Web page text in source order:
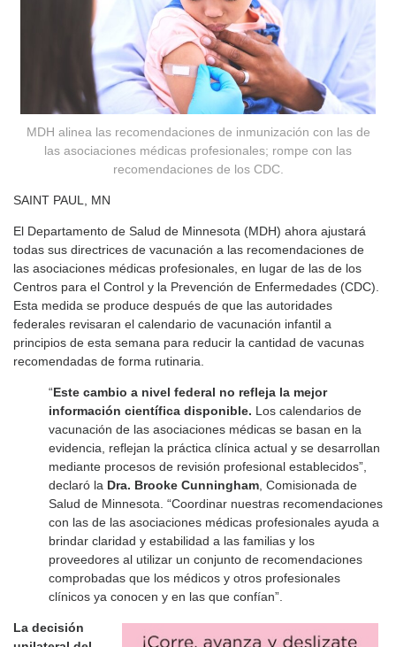
MDH alinea las recomendaciones de inmunización con las de
las asociaciones médicas profesionales; rompe con las
recomendaciones de los CDC.
SAINT PAUL, MN
El Departamento de Salud de Minnesota (MDH) ahora ajustará
todas sus directrices de vacunación a las recomendaciones de
las asociaciones médicas profesionales, en lugar de las de los
Centros para el Control y la Prevención de Enfermedades (CDC).
Esta medida se produce después de que las autoridades
federales revisaran el calendario de vacunación infantil a
principios de esta semana para reducir la cantidad de vacunas
recomendadas de forma rutinaria.
“Este cambio a nivel federal no refleja la mejor
información científica disponible. Los calendarios de
vacunación de las asociaciones médicas se basan en la
evidencia, reflejan la práctica clínica actual y se desarrollan
mediante procesos de revisión profesional establecidos”,
declaró la Dra. Brooke Cunningham, Comisionada de
Salud de Minnesota. “Coordinar nuestras recomendaciones
con las de las asociaciones médicas profesionales ayuda a
brindar claridad y estabilidad a las familias y los
proveedores al utilizar un conjunto de recomendaciones
comprobadas que los médicos y otros profesionales
clínicos ya conocen y en las que confían”.
La decisión